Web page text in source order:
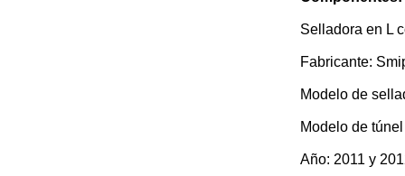
Selladora en L
Fabricante:
Modelo de
Modelo de
Año: 2011 y